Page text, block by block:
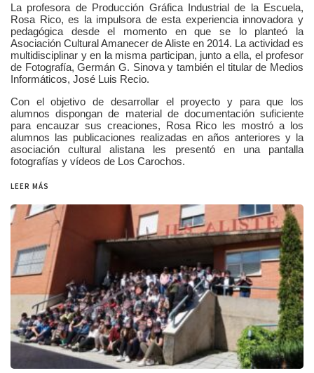
La profesora de Producción Gráfica Industrial de la Escuela,
Rosa Rico, es la impulsora de esta experiencia innovadora y
pedagógica desde el momento en que se lo planteó la
Asociación Cultural Amanecer de Aliste en 2014. La actividad es
multidisciplinar y en la misma participan, junto a ella, el profesor
de Fotografía, Germán G. Sinova y también el titular de Medios
Informáticos, José Luis Recio.
Con el objetivo de desarrollar el proyecto y para que los
alumnos dispongan de material de documentación suficiente
para encauzar sus creaciones, Rosa Rico les mostró a los
alumnos las publicaciones realizadas en años anteriores y la
asociación cultural alistana les presentó en una pantalla
fotografías y vídeos de Los Carochos.
LEER MÁS